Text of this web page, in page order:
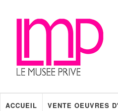
ACCUEIL VENTE OEUVRES